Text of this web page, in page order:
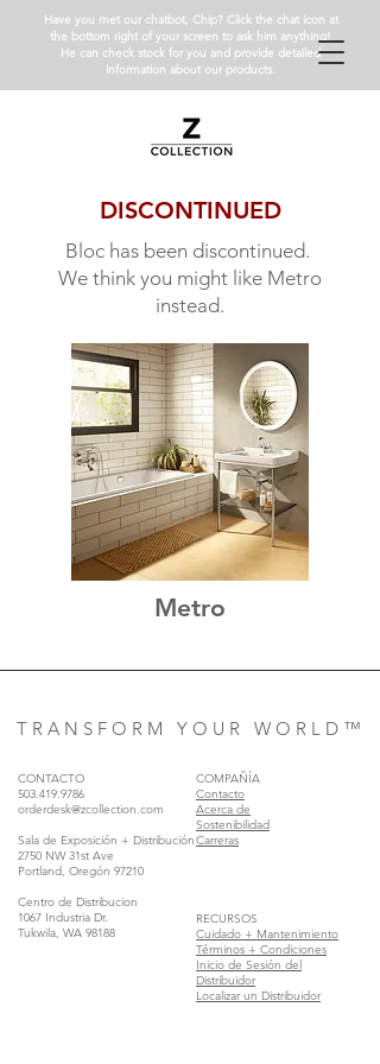
Have you met our chatbot, Chip? Click the chat icon at
the bottom right of your screen to ask him anything!
He can check stock for you and provide detailed
information about our products.
DISCONTINUED
Bloc has been discontinued.
We think you might like Metro
instead.
Metro
T R A N S F O R M Y O U R W O R L D ™
CONTACTO
503.419.9786
orderdesk@zcollection.com
Sala de Exposición + Distribución
2750 NW 31st Ave
Portland, Oregón 97210
Centro de Distribucion
1067 Industria Dr.
Tukwila, WA 98188
COMPAÑÍA
Contacto
Acerca de
Sostenibilidad
Carreras
RECURSOS
Cuidado + Mantenimiento
Términos + Condiciones
Inicio de Sesión del
Distribuidor
Localizar un Distribuidor